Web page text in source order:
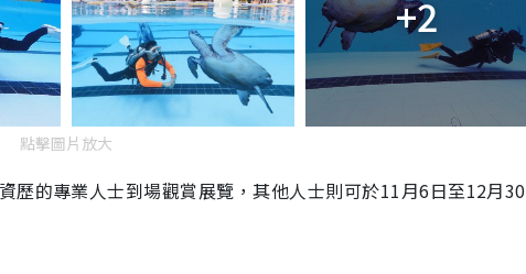
+2
點擊圖片放大
歷的專業人士到場觀賞展覽，其他人士則可於11月6日至12月30